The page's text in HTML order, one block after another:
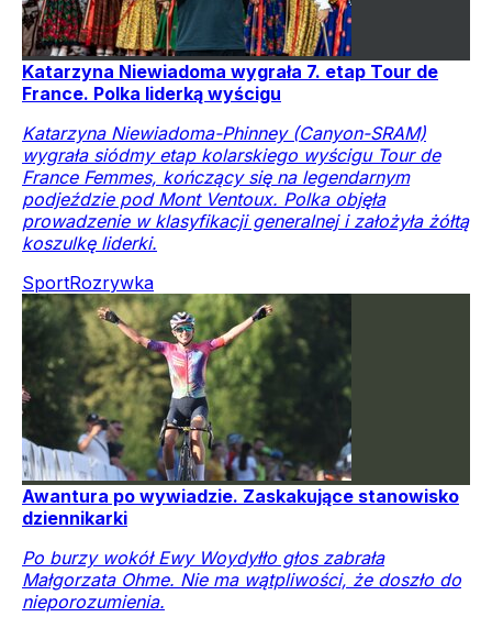
Katarzyna Niewiadoma wygrała 7. etap Tour de
France. Polka liderką wyścigu
Katarzyna Niewiadoma-Phinney (Canyon-SRAM)
wygrała siódmy etap kolarskiego wyścigu Tour de
France Femmes, kończący się na legendarnym
podjeździe pod Mont Ventoux. Polka objęła
prowadzenie w klasyfikacji generalnej i założyła żółtą
koszulkę liderki.
SportRozrywka
Awantura po wywiadzie. Zaskakujące stanowisko
dziennikarki
Po burzy wokół Ewy Woydyłło głos zabrała
Małgorzata Ohme. Nie ma wątpliwości, że doszło do
nieporozumienia.